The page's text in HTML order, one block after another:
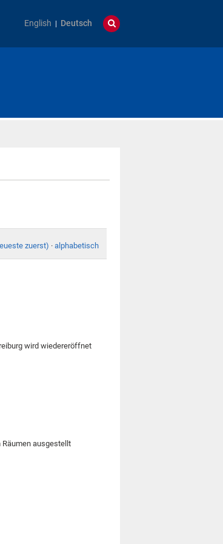
English Deutsch
zuerst) · alphabetisch
wird wiedereröffnet
Räumen ausgestellt